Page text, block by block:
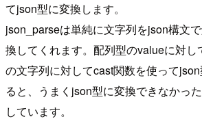
てjson型に変換します。
json_parseは単純に文字列をjson構文
換してくれます。配列型のvalueに対し
の文字列に対してcast関数を使って
ると、うまくjson型に変換できなかっ
しています。